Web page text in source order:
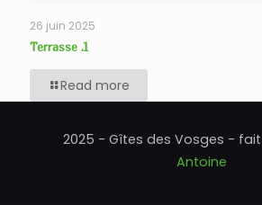
26 juin 2025
Terrasse .1
Read more
2025 - Gîtes des Vosges -
Antoine